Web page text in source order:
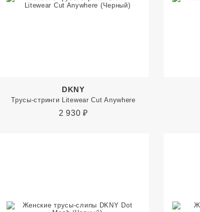
DKNY
Трусы-стринги Litewear Cut Anywhere
2 930 ₽